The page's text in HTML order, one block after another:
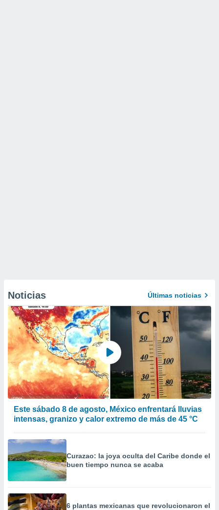
Noticias Últimas noticias
Este sábado 8 de agosto, México enfrentará lluvias
intensas, granizo y calor extremo de más de 45 °C
Curazao: la joya oculta del Caribe donde el
buen tiempo nunca se acaba
6 plantas mexicanas que revolucionaron el